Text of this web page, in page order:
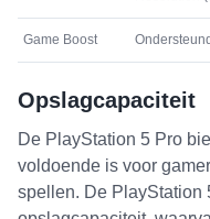
Game Boost Ondersteund
Opslagcapaciteit
De PlayStation 5 Pro
voldoende is voor
spellen. De PlayStation